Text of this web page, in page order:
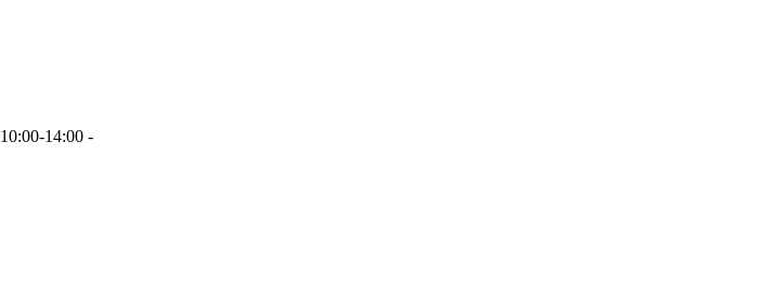
10:00-14:00 -